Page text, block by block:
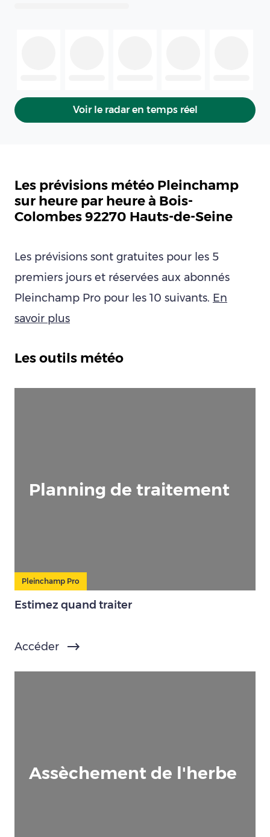
Voir le radar en temps réel
Les prévisions météo Pleinchamp
sur heure par heure à Bois-
Colombes 92270 Hauts-de-Seine
Les prévisions sont gratuites pour les 5
premiers jours et réservées aux abonnés
Pleinchamp Pro pour les 10 suivants. En
savoir plus
Les outils météo
Planning de traitement
Pleinchamp Pro
Estimez quand traiter
Accéder
Assèchement de l'herbe